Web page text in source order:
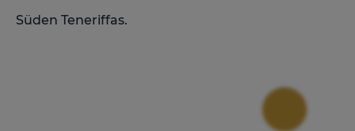
Süden Teneriffas.